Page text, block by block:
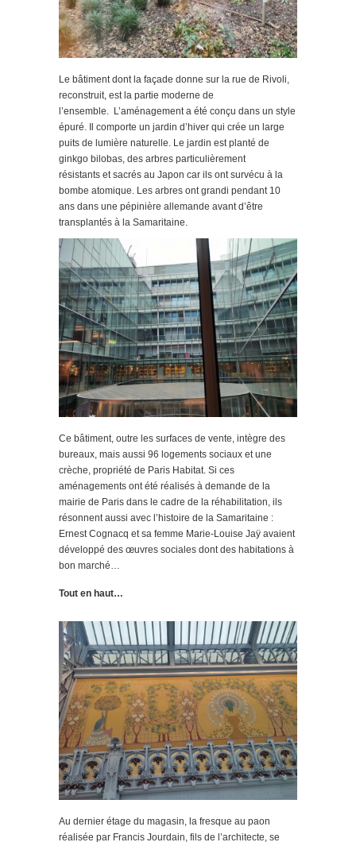
Le bâtiment dont la façade donne sur la rue de Rivoli,
reconstruit, est la partie moderne de
l’ensemble. L’aménagement a été conçu dans un style
épuré. Il comporte un jardin d’hiver qui crée un large
puits de lumière naturelle. Le jardin est planté de
ginkgo bilobas, des arbres particulièrement
résistants et sacrés au Japon car ils ont survécu à la
bombe atomique. Les arbres ont grandi pendant 10
ans dans une pépinière allemande avant d’être
transplantés à la Samaritaine.
Ce bâtiment, outre les surfaces de vente, intègre des
bureaux, mais aussi 96 logements sociaux et une
crèche, propriété de Paris Habitat. Si ces
aménagements ont été réalisés à demande de la
mairie de Paris dans le cadre de la réhabilitation, ils
résonnent aussi avec l’histoire de la Samaritaine :
Ernest Cognacq et sa femme Marie-Louise Jaÿ avaient
développé des œuvres sociales dont des habitations à
bon marché…
Tout en haut…
Au dernier étage du magasin, la fresque au paon
réalisée par Francis Jourdain, fils de l’architecte, se